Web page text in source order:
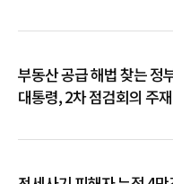
부동산 공급 해법 찾는
대통령, 2차 점검회의 주재